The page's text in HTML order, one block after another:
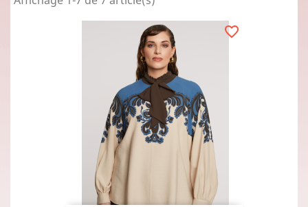
favorite_border